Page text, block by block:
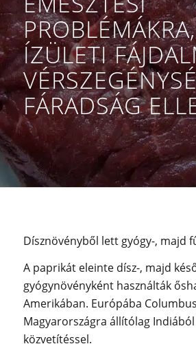
PROBLÉMÁKRA,
ÍZÜLETI
FÁRADSÁG
Dísznövényből lett gyógy-, majd
A paprikát eleinte dísz-, majd
gyógynövényként használták
Amerikában. Európába
Magyarországra állítólag
közvetítéssel.